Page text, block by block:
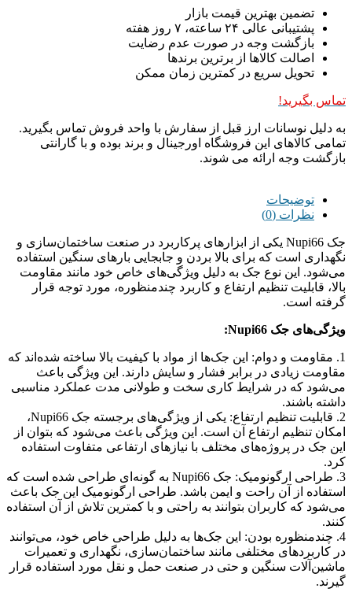
تضمین بهترین قیمت بازار
پشتیبانی عالی ۲۴ ساعته، ۷ روز هفته
بازگشت وجه در صورت عدم رضایت
اصالت کالاها از برترین برندها
تحویل سریع در کمترین زمان ممکن
تماس بگیرید!
به دلیل نوسانات ارز قبل از سفارش با واحد فروش تماس بگیرید.
تمامی کالاهای این فروشگاه اورجینال و برند بوده و با گارانتی
بازگشت وجه ارائه می شوند.
توضیحات
نظرات (0)
جک Nupi66 یکی از ابزارهای پرکاربرد در صنعت ساختمان‌سازی و
نگهداری است که برای بالا بردن و جابجایی بارهای سنگین استفاده
می‌شود. این نوع جک به دلیل ویژگی‌های خاص خود مانند مقاومت
بالا، قابلیت تنظیم ارتفاع و کاربرد چندمنظوره، مورد توجه قرار
گرفته است.
ویژگی‌های جک Nupi66:
1. مقاومت و دوام: این جک‌ها از مواد با کیفیت بالا ساخته شده‌اند که
مقاومت زیادی در برابر فشار و سایش دارند. این ویژگی باعث
می‌شود که در شرایط کاری سخت و طولانی مدت عملکرد مناسبی
داشته باشند.
2. قابلیت تنظیم ارتفاع: یکی از ویژگی‌های برجسته جک Nupi66،
امکان تنظیم ارتفاع آن است. این ویژگی باعث می‌شود که بتوان از
این جک در پروژه‌های مختلف با نیازهای ارتفاعی متفاوت استفاده
کرد.
3. طراحی ارگونومیک: جک Nupi66 به گونه‌ای طراحی شده است که
استفاده از آن راحت و ایمن باشد. طراحی ارگونومیک این جک باعث
می‌شود که کاربران بتوانند به راحتی و با کمترین تلاش از آن استفاده
کنند.
4. چندمنظوره بودن: این جک‌ها به دلیل طراحی خاص خود، می‌توانند
در کاربردهای مختلفی مانند ساختمان‌سازی، نگهداری و تعمیرات
ماشین‌آلات سنگین و حتی در صنعت حمل و نقل مورد استفاده قرار
گیرند.